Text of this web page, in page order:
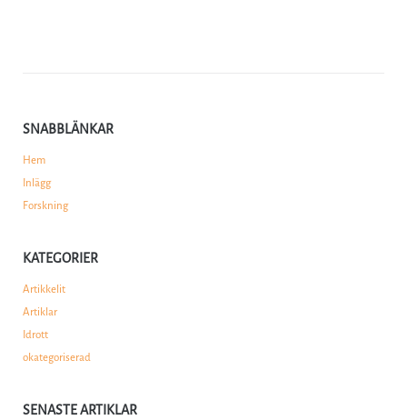
SNABBLÄNKAR
Hem
Inlägg
Forskning
KATEGORIER
Artikkelit
Artiklar
Idrott
okategoriserad
SENASTE ARTIKLAR